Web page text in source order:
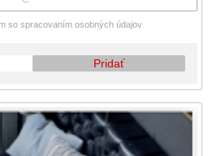
so spracovaním osobných údajov
Pridať